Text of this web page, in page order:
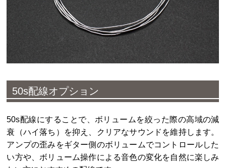
50s配線オプション
50s配線にすることで、ボリュームを絞った際の高域の減
衰（ハイ落ち）を抑え、クリアなサウンドを維持します。
アンプの歪みをギター側のボリュームでコントロールした
い方や、ボリューム操作による音色の変化を自然に楽しみ